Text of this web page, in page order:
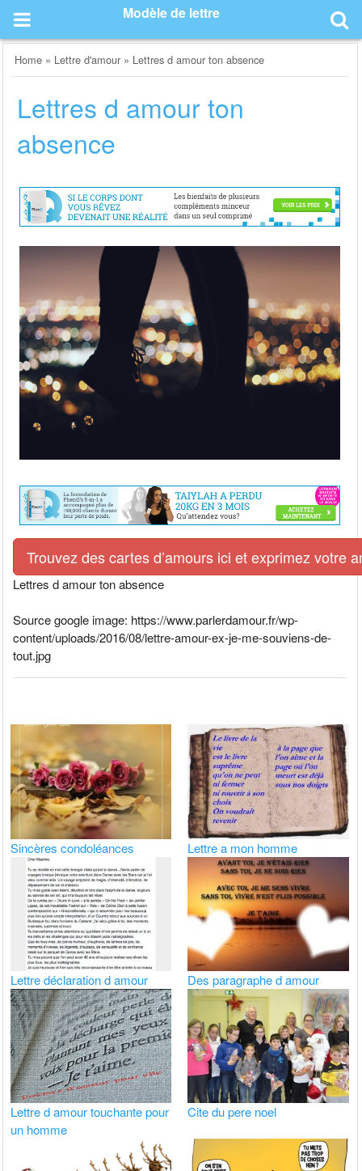
content
Modèle de lettre
Home » Lettre d'amour » Lettres d amour ton absence
Lettres d amour ton
absence
Trouvez des cartes d’amours ici et exprimez votre
Lettres d amour ton absence
Source google image: https://www.parlerdamour.fr/wp-
content/uploads/2016/08/lettre-amour-ex-je-me-souviens-de-
tout.jpg
Sincères condoléances Lettre a mon homme
Lettre déclaration d amour Des paragraphe d amour
Lettre d amour touchante pour
un homme
Cite du pere noel